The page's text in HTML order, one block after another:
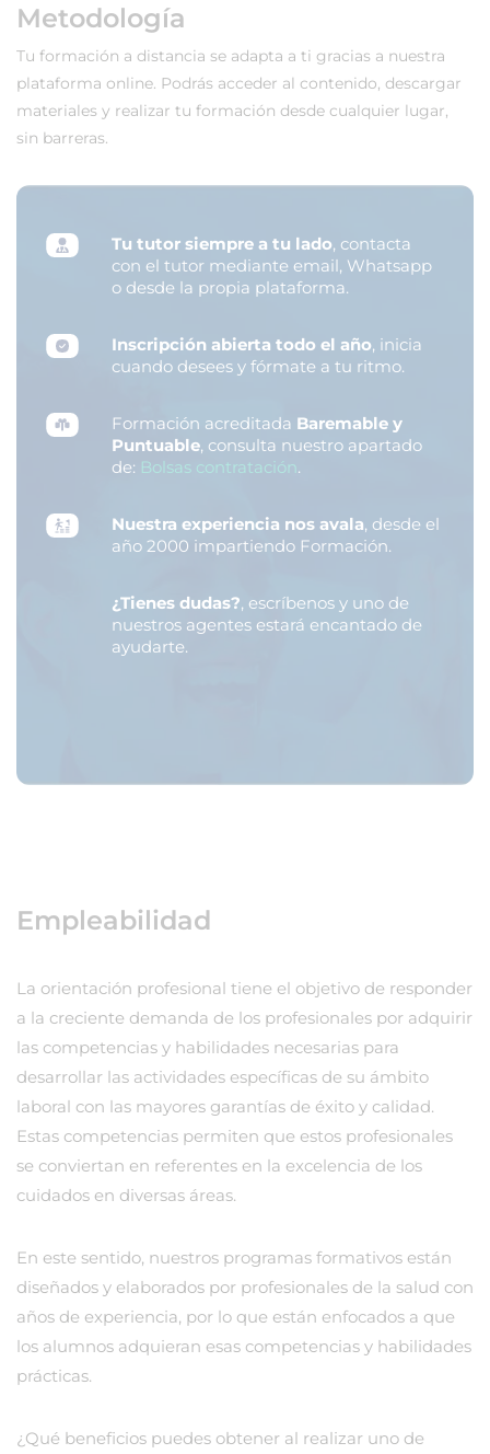
Metodología
Tu formación a distancia se adapta a ti gracias a nuestra
plataforma online. Podrás acceder al contenido, descargar
materiales y realizar tu formación desde cualquier lugar,
sin barreras.
Tu tutor siempre a tu lado, contacta
con el tutor mediante email, Whatsapp
o desde la propia plataforma.
Inscripción abierta todo el año, inicia
cuando desees y fórmate a tu ritmo.
Formación acreditada Baremable y
Puntuable, consulta nuestro apartado
de: Bolsas contratación.
Nuestra experiencia nos avala, desde el
año 2000 impartiendo Formación.
¿Tienes dudas?, escríbenos y uno de
nuestros agentes estará encantado de
ayudarte.
Empleabilidad
La orientación profesional tiene el objetivo de responder
a la creciente demanda de los profesionales por adquirir
las competencias y habilidades necesarias para
desarrollar las actividades específicas de su ámbito
laboral con las mayores garantías de éxito y calidad.
Estas competencias permiten que estos profesionales
se conviertan en referentes en la excelencia de los
cuidados en diversas áreas.
En este sentido, nuestros programas formativos están
diseñados y elaborados por profesionales de la salud con
años de experiencia, por lo que están enfocados a que
los alumnos adquieran esas competencias y habilidades
prácticas.
¿Qué beneficios puedes obtener al realizar uno de